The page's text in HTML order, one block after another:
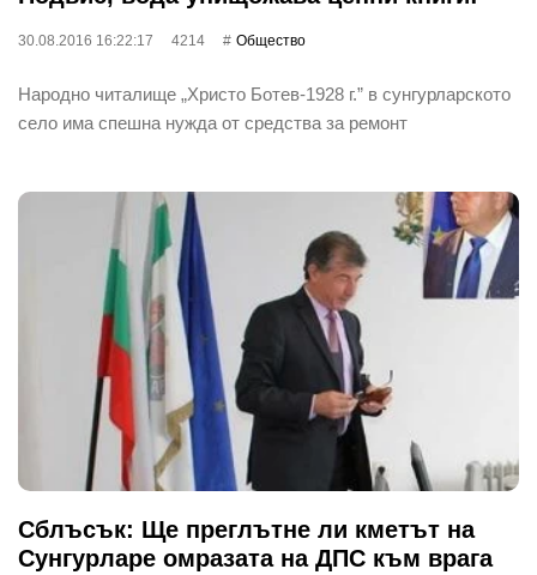
30.08.2016 16:22:17 4214 Общество
Народно читалище „Христо Ботев-1928 г.” в сунгурларското
село има спешна нужда от средства за ремонт
Сблъсък: Ще преглътне ли кметът на
Сунгурларе омразата на ДПС към врага